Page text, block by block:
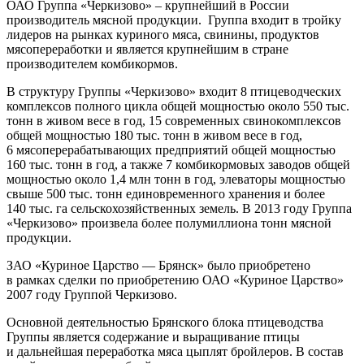
ОАО Группа «Черкизово» – крупнейший в России
производитель мясной продукции. Группа входит в тройку
лидеров на рынках куриного мяса, свинины, продуктов
мясопереработки и является крупнейшим в стране
производителем комбикормов.
В структуру Группы «Черкизово» входит 8 птицеводческих
комплексов полного цикла общей мощностью около 550 тыс.
тонн в живом весе в год, 15 современных свинокомплексов
общей мощностью 180 тыс. тонн в живом весе в год,
6 мясоперерабатывающих предприятий общей мощностью
160 тыс. тонн в год, а также 7 комбикормовых заводов общей
мощностью около 1,4 млн тонн в год, элеваторы мощностью
свыше 500 тыс. тонн единовременного хранения и более
140 тыс. га сельскохозяйственных земель. В 2013 году Группа
«Черкизово» произвела более полумиллиона тонн мясной
продукции.
ЗАО «Куриное Царство — Брянск» было приобретено
в рамках сделки по приобретению ОАО «Куриное Царство»
2007 году Группой Черкизово.
Основной деятельностью Брянского блока птицеводства
Группы является содержание и выращивание птицы
и дальнейшая переработка мяса цыплят бройлеров. В состав